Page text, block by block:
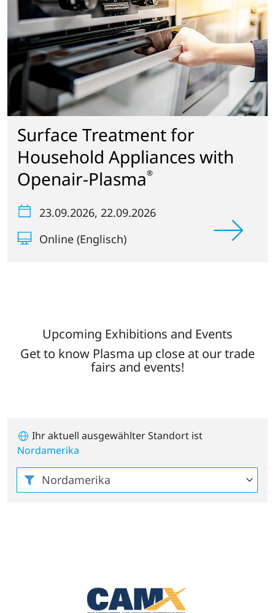
Surface Treatment for
Household Appliances with
Openair-Plasma®
23.09.2026 , 22.09.2026
Online (Englisch)
Upcoming Exhibitions and Events
Get to know Plasma up close at our trade
fairs and events!
Ihr aktuell ausgewählter Standort ist
Nordamerika